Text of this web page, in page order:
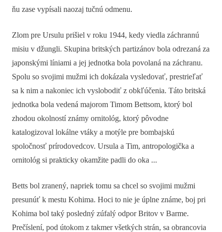
ňu zase vypísali naozaj tučnú odmenu.
Zlom pre Ursulu prišiel v roku 1944, kedy viedla záchrannú
misiu v džungli. Skupina britských partizánov bola odrezaná za
japonskými líniami a jej jednotka bola povolaná na záchranu.
Spolu so svojimi mužmi ich dokázala vysledovať, prestrieľať
sa k nim a nakoniec ich vyslobodiť z obkľúčenia. Táto britská
jednotka bola vedená majorom Timom Bettsom, ktorý bol
zhodou okolností známy ornitológ, ktorý pôvodne
katalogizoval lokálne vtáky a motýle pre bombajskú
spoločnosť prírodovedcov. Ursula a Tim, antropologička a
ornitológ si prakticky okamžite padli do oka ...
Betts bol zranený, napriek tomu sa chcel so svojimi mužmi
presunúť k mestu Kohima. Hoci to nie je úplne známe, boj pri
Kohima bol taký posledný zúfalý odpor Britov v Barme.
Prečíslení, pod útokom z takmer všetkých strán, sa obrancovia